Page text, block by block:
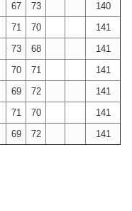
67 73
140
71 70
141
73 68
141
70 71
141
69 72
141
71 70
141
69 72 141